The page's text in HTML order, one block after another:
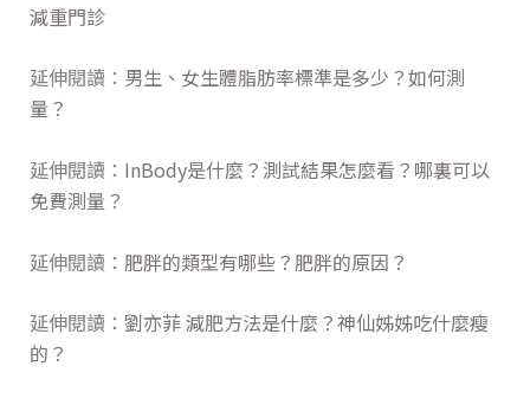
減重門診
延伸閱讀： 男生、女生體脂肪率標準是多少？如何測
量？
延伸閱讀： InBody是什麼？測試結果怎麼看？哪裏可以
免費測量？
延伸閱讀： 肥胖的類型有哪些？肥胖的原因？
延伸閱讀： 劉亦菲 減肥方法是什麼？神仙姊姊吃什麼瘦
的？